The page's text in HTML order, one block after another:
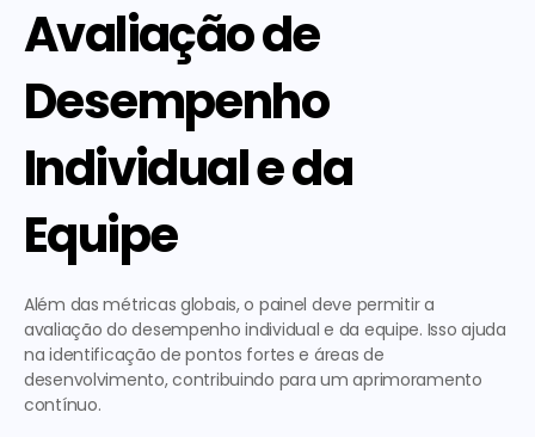
Avaliação de
Desempenho
Individual e da
Equipe
Além das métricas globais, o painel deve permitir a
avaliação do desempenho individual e da equipe. Isso ajuda
na identificação de pontos fortes e áreas de
desenvolvimento, contribuindo para um aprimoramento
contínuo.